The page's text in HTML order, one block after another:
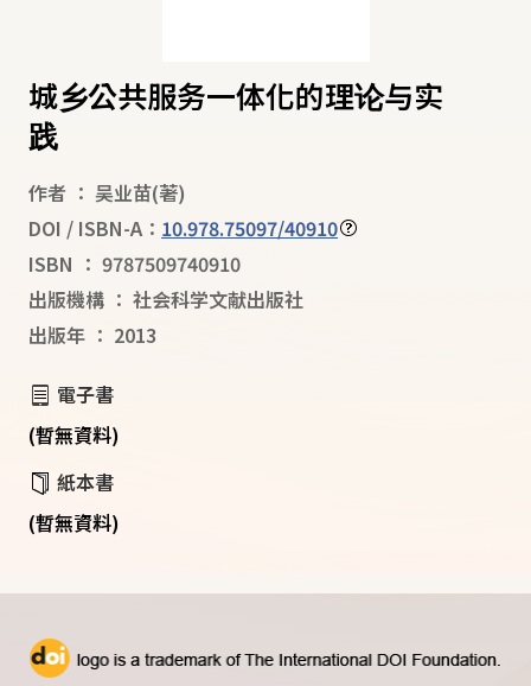
城乡公共服务一体化的理论与实
践
作者 ： 吴业苗(著)
DOI / ISBN-A： 10.978.75097/40910
ISBN ： 9787509740910
出版機構 ： 社会科学文献出版社
出版年 ： 2013
電子書
(暫無資料)
紙本書
(暫無資料)